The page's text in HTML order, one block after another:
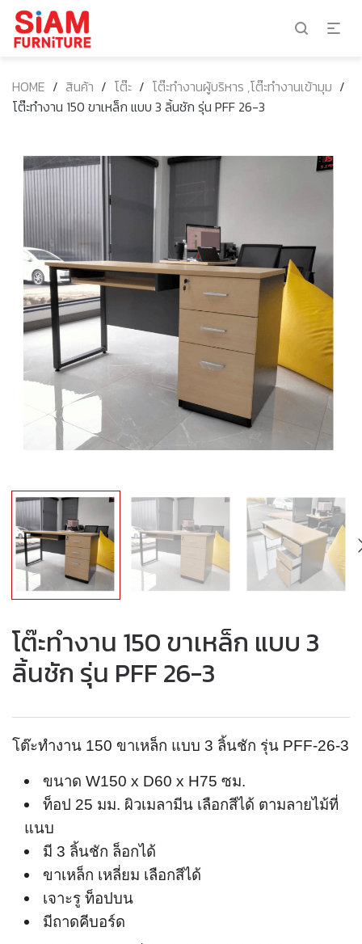
HOME / สินค้า / โต๊ะ / โต๊ะทำงานผู้บริหาร ,โต๊ะทำงานเข้ามุม /
โต๊ะทำงาน 150 ขาเหล็ก แบบ 3 ลิ้นชัก รุ่น PFF 26-3
โต๊ะทำงาน 150 ขาเหล็ก แบบ 3
ลิ้นชัก รุ่น PFF 26-3
โต๊ะทำงาน 150 ขาเหล็ก แบบ 3 ลิ้นชัก รุ่น PFF-26-3
ขนาด W150 x D60 x H75 ซม.
ท็อป 25 มม. ผิวเมลามีน เลือกสีได้ ตามลายไม้ที่
แนบ
มี 3 ลิ้นชัก ล็อกได้
ขาเหล็ก เหลี่ยม เลือกสีได้
เจาะรู ท็อปบน
มีถาดคีบอร์ด